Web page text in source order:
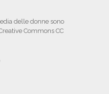
delle donne sono
Commons CC